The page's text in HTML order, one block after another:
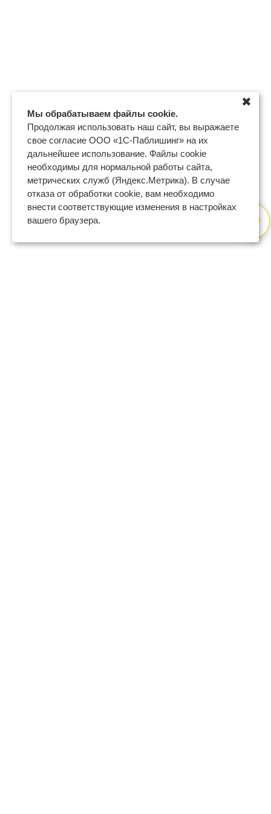
Мы обрабатываем файлы cookie.
Продолжая использовать наш сайт, вы выражаете
свое согласие ООО «1С-Паблишинг» на их
дальнейшее использование. Файлы cookie
необходимы для нормальной работы сайта,
метрических служб (Яндекс.Метрика). В случае
отказа от обработки cookie, вам необходимо
внести соответствующие изменения в настройках
вашего браузера.
✖